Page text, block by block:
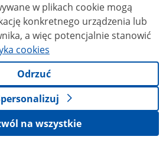
w plikach cookie mogą
konkretnego urządzenia lub
a więc potencjalnie stanowić
cookies
Odrzuć
na wszystkie